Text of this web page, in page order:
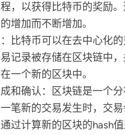
，以获得比特币的奖励
增加而不断增加。
比特币可以在去中心化
记录被存储在区块链中
一个新的区块中。
和确认：区块链是一个
笔新的交易发生时，交
过计算新的区块的hash